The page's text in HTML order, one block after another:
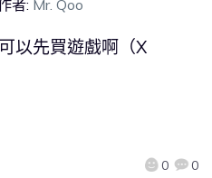
者: Mr. Qoo
0 0
以先買遊戲啊（X